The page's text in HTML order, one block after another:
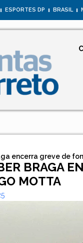
ESPORTES DP BRASIL
encerra greve de
BRAGA
MOTTA